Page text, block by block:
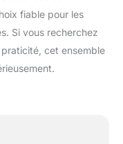
fiable pour les
Si vous recherchez
cet ensemble